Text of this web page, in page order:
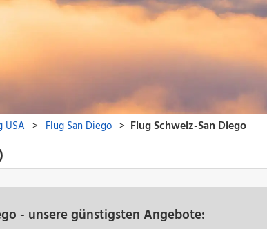
- unsere günstigsten Angebote: